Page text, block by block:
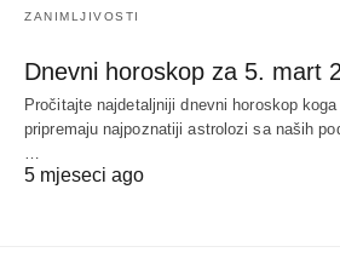
ZANIMLJIVOSTI
Dnevni horoskop za 5. mart
Pročitajte najdetaljniji dnevni horoskop
pripremaju najpoznatiji astrolozi sa naših
5 mjeseci ago